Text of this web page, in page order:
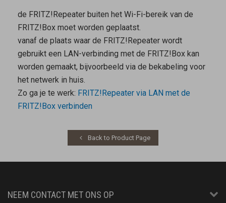
de FRITZ!Repeater buiten het Wi-Fi-bereik van de
FRITZ!Box moet worden geplaatst.
vanaf de plaats waar de FRITZ!Repeater wordt
gebruikt een LAN-verbinding met de FRITZ!Box kan
worden gemaakt, bijvoorbeeld via de bekabeling voor
het netwerk in huis.
Zo ga je te werk: FRITZ!Repeater via LAN met de
FRITZ!Box verbinden
Back to Product Page
NEEM CONTACT MET ONS OP